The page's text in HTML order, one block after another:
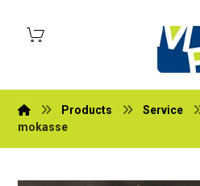
Products Service
mokasse